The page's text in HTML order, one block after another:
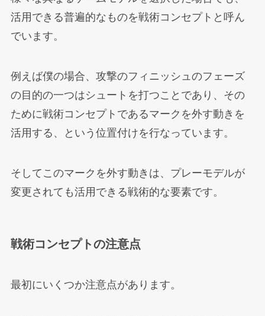
活用できる普遍的なものを戦術コンセプトと呼ん
でいます。
例えば僕の場合、攻撃のフィニッシュのフェーズ
の目的の一つはシュートを打つことであり、その
ために戦術コンセプトであるマークを外す動きを
活用する、という位置付けを行なっています。
そしてこのマークを外す動きは、プレーモデルが
変更されても活用できる戦術的な要素です。
戦術コンセプトの注意点
最初にいくつか注意点があります。